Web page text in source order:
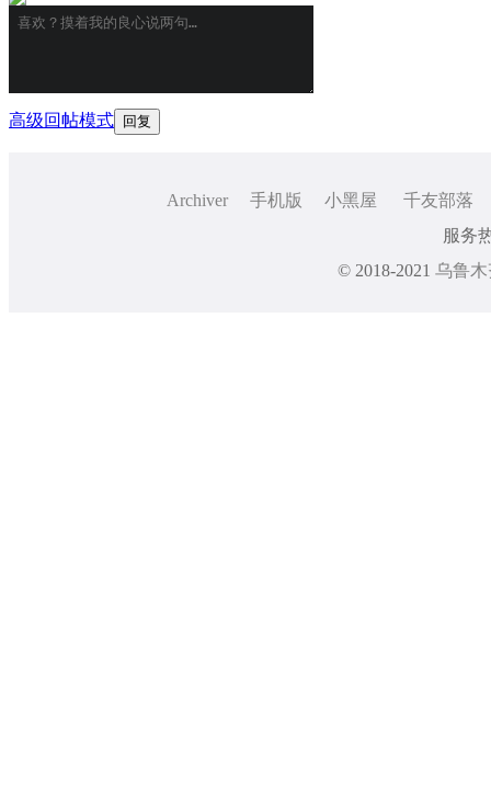
高级回帖模式
Archiver 手机版 小黑屋
千友部落
服务
© 2018-2021 乌鲁